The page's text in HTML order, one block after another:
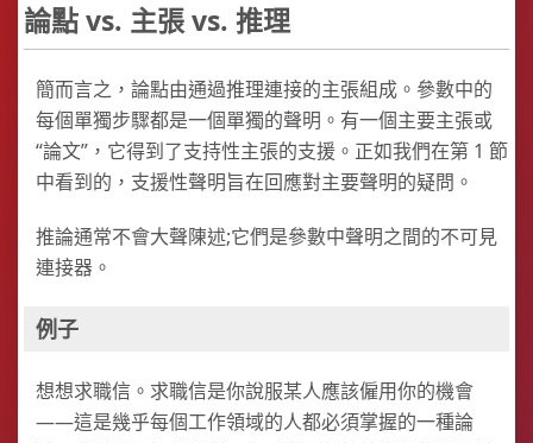
論點 vs. 主張 vs. 推理
簡而言之，論點由通過推理連接的主張組成。參數中的
每個單獨步驟都是一個單獨的聲明。有一個主要主張或
“論文”，它得到了支持性主張的支援。正如我們在第 1 節
中看到的，支援性聲明旨在回應對主要聲明的疑問。
推論通常不會大聲陳述;它們是參數中聲明之間的不可見
連接器。
例子
想想求職信。求職信是你說服某人應該僱用你的機會
——這是幾乎每個工作領域的人都必須掌握的一種論